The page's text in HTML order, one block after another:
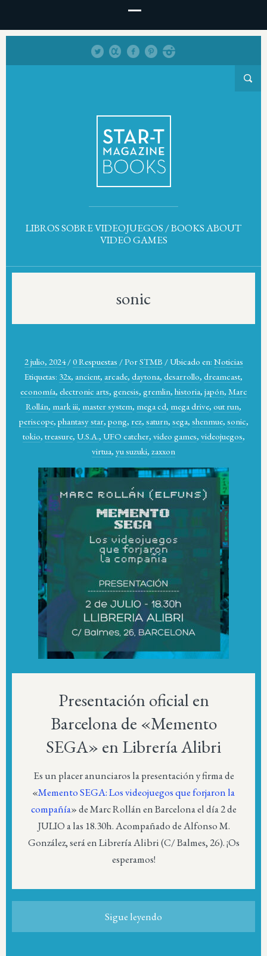
LIBROS SOBRE VIDEOJUEGOS / BOOKS ABOUT
VIDEO GAMES
sonic
2 julio, 2024 /0 Respuestas /PorSTMB / Ubicado en: Noticias
Etiquetas: 32x, ancient, arcade, daytona, desarrollo, dreamcast,
economía, electronic arts, genesis, gremlin, historia, japón, Marc
Rollán, mark iii, master system, mega cd, mega drive, out run,
periscope, phantasy star, pong, rez, saturn, sega, shenmue, sonic,
tokio, treasure, U.S.A., UFO catcher, video games, videojuegos,
virtua, yu suzuki, zaxxon
Presentación oficial en
Barcelona de «Memento
SEGA» en Librería Alibri
Es un placer anunciaros la presentación y firma de
«Memento SEGA: Los videojuegos que forjaron la
compañía» de Marc Rollán en Barcelona el día 2 de
JULIO a las 18.30h. Acompañado de Alfonso M.
González, será en Librería Alibri (C/ Balmes, 26). ¡Os
esperamos!
Sigue leyendo